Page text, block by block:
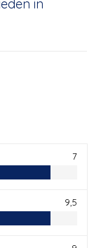
in